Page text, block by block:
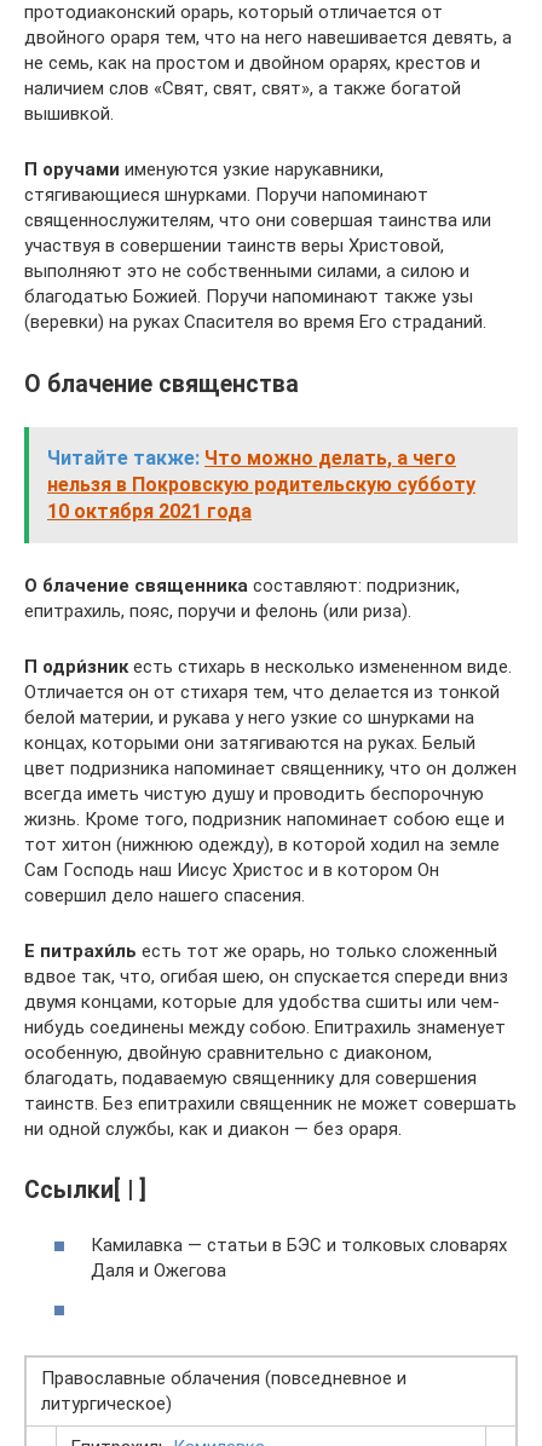
протодиаконский орарь, который отличается от
двойного ораря тем, что на него навешивается девять, а
не семь, как на простом и двойном орарях, крестов и
наличием слов «Свят, свят, свят», а также богатой
вышивкой.
П оручами именуются узкие нарукавники,
стягивающиеся шнурками. Поручи напоминают
священнослужителям, что они совершая таинства или
участвуя в совершении таинств веры Христовой,
выполняют это не собственными силами, а силою и
благодатью Божией. Поручи напоминают также узы
(веревки) на руках Спасителя во время Его страданий.
О блачение священства
Читайте также: Что можно делать, а чего
нельзя в Покровскую родительскую субботу
10 октября 2021 года
О блачение священника составляют: подризник,
епитрахиль, пояс, поручи и фелонь (или риза).
П одри́зник есть стихарь в несколько измененном виде.
Отличается он от стихаря тем, что делается из тонкой
белой материи, и рукава у него узкие со шнурками на
концах, которыми они затягиваются на руках. Белый
цвет подризника напоминает священнику, что он должен
всегда иметь чистую душу и проводить беспорочную
жизнь. Кроме того, подризник напоминает собою еще и
тот хитон (нижнюю одежду), в которой ходил на земле
Сам Господь наш Иисус Христос и в котором Он
совершил дело нашего спасения.
Е питрахи́ль есть тот же орарь, но только сложенный
вдвое так, что, огибая шею, он спускается спереди вниз
двумя концами, которые для удобства сшиты или чем-
нибудь соединены между собою. Епитрахиль знаменует
особенную, двойную сравнительно с диаконом,
благодать, подаваемую священнику для совершения
таинств. Без епитрахили священник не может совершать
ни одной службы, как и диакон — без ораря.
Ссылки[ | ]
Камилавка — статьи в БЭС и толковых словарях
Даля и Ожегова
Православные облачения (повседневное и
литургическое)